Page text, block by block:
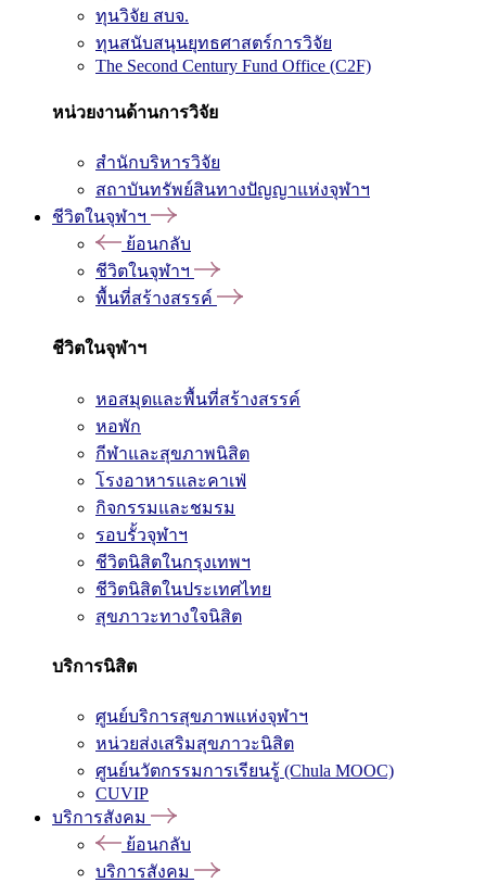
ทุนวิจัย สบจ.
ทุนสนับสนุนยุทธศาสตร์การวิจัย
The Second Century Fund Office (C2F)
หน่วยงานด้านการวิจัย
สำนักบริหารวิจัย
สถาบันทรัพย์สินทางปัญญาแห่งจุฬาฯ
ชีวิตในจุฬาฯ
ย้อนกลับ
ชีวิตในจุฬาฯ
พื้นที่สร้างสรรค์
ชีวิตในจุฬาฯ
หอสมุดและพื้นที่สร้างสรรค์
หอพัก
กีฬาและสุขภาพนิสิต
โรงอาหารและคาเฟ่
กิจกรรมและชมรม
รอบรั้วจุฬาฯ
ชีวิตนิสิตในกรุงเทพฯ
ชีวิตนิสิตในประเทศไทย
สุขภาวะทางใจนิสิต
บริการนิสิต
ศูนย์บริการสุขภาพแห่งจุฬาฯ
หน่วยส่งเสริมสุขภาวะนิสิต
ศูนย์นวัตกรรมการเรียนรู้ (Chula MOOC)
CUVIP
บริการสังคม
ย้อนกลับ
บริการสังคม